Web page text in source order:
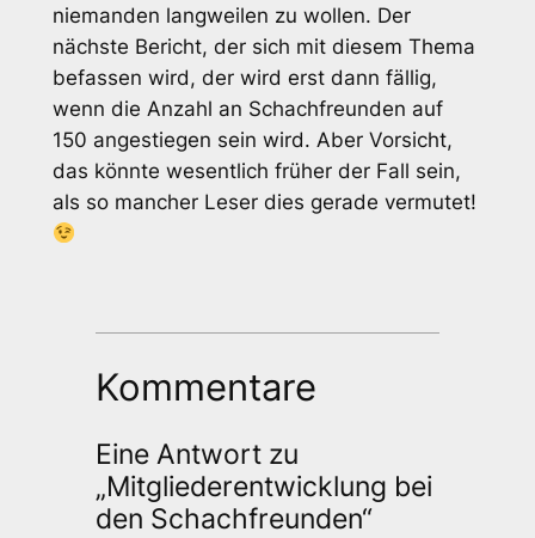
niemanden langweilen zu wollen. Der
nächste Bericht, der sich mit diesem Thema
befassen wird, der wird erst dann fällig,
wenn die Anzahl an Schachfreunden auf
150 angestiegen sein wird. Aber Vorsicht,
das könnte wesentlich früher der Fall sein,
als so mancher Leser dies gerade vermutet!
Kommentare
Eine Antwort zu
„Mitgliederentwicklung bei
den Schachfreunden“